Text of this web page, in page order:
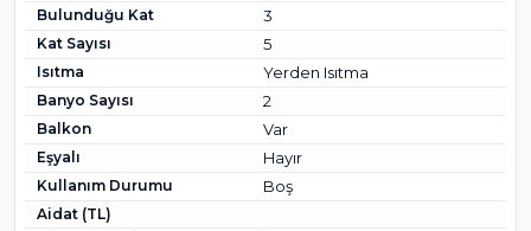
Bulunduğu Kat 3
Kat Sayısı 5
Isıtma Yerden Isıtma
Banyo Sayısı 2
Balkon Var
Eşyalı Hayır
Kullanım Durumu Boş
Aidat (TL)